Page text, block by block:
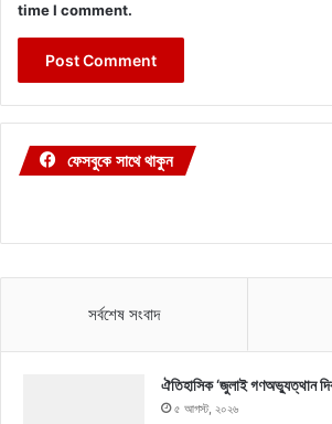
time I comment.
ফেসবুকে সাথে থাকুন
সর্বশেষ সংবাদ
ঐতিহাসিক ‘জুলাই গণঅভ্যুত্থান
৫ আগস্ট, ২০২৬